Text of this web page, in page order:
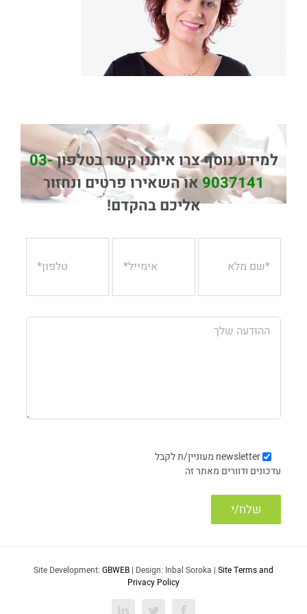
למידע נוסף צרו איתנו קשר בטלפון03-
9037141או השאירו פרטים ונחזור
אליכם בהקדם!
newsletter מעוניין/ת לקבל
עדכונים ודוורים מאתר זה
Site Development: GBWEB | Design: Inbal Soroka | Site Terms and
Privacy Policy
Facebook
Twitter
LinkedIn